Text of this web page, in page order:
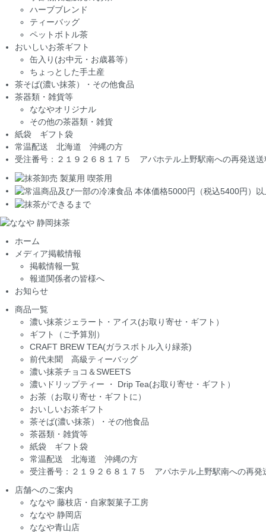
ハーブブレンド
ティーバッグ
ペットボトル茶
おいしいお茶ギフト
缶入り(お中元・お歳暮等）
ちょっとした手土産
茶そば(濃い抹茶）・その他食品
茶器類・雑貨等
ななやオリジナル
その他の茶器類・雑貨
紙袋 ギフト袋
常温配送 北海道 沖縄の方
受注番号：２１９２６８１７５ アパホテル上野駅南への再発送送
ホーム
メディア掲載情報
掲載情報一覧
報道関係者の皆様へ
お知らせ
商品一覧
濃い抹茶ジェラート・アイス(お取り寄せ・ギフト）
ギフト（ご予算別）
CRAFT BREW TEA(ガラスボトル入り緑茶)
前代未聞 高級ティーバッグ
濃い抹茶チョコ＆SWEETS
濃いドリップティー ・ Drip Tea(お取り寄せ・ギフト）
お茶（お取り寄せ・ギフトに）
おいしいお茶ギフト
茶そば(濃い抹茶）・その他食品
茶器類・雑貨等
紙袋 ギフト袋
常温配送 北海道 沖縄の方
受注番号：２１９２６８１７５ アパホテル上野駅南への再発
店舗へのご案内
ななや 藤枝店・自家製菓子工房
ななや 静岡店
ななや青山店